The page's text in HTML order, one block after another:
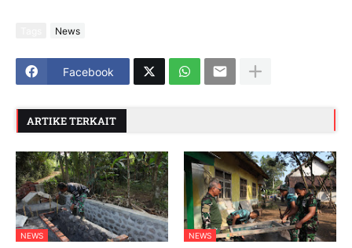
News
Facebook
ARTIKE TERKAIT
NEWS NEWS